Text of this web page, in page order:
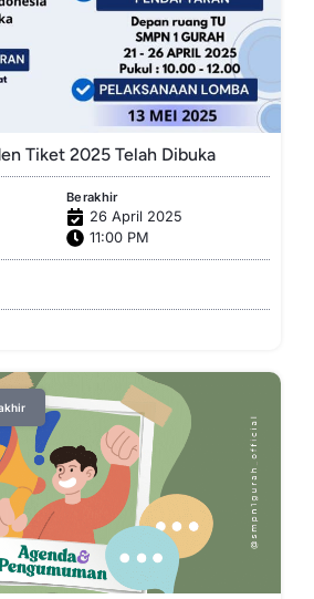
Tiket 2025 Telah Dibuka
Berakhir
26 April 2025
11:00 PM